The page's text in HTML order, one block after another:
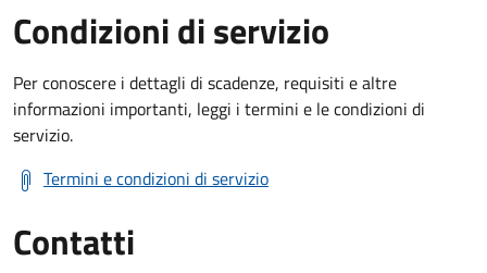
Condizioni di servizio
Per conoscere i dettagli di scadenze, requisiti e altre
informazioni importanti, leggi i termini e le condizioni di
servizio.
Termini e condizioni di servizio
Contatti